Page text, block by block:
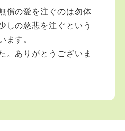
償の愛を注ぐのは勿体
しの慈悲を注ぐという
ます。
。ありがとうございま